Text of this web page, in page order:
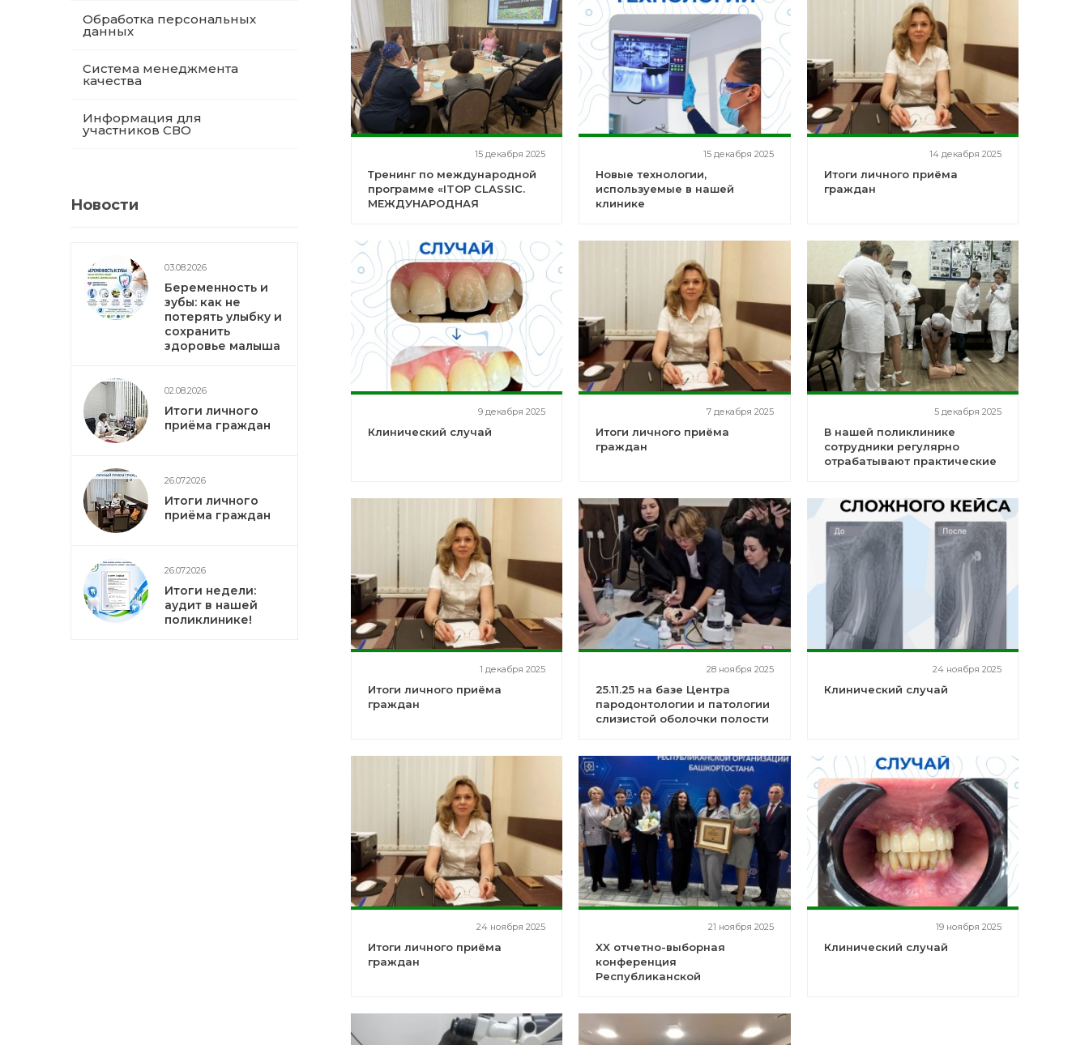
Обработка персональных
данных
Система менеджмента
качества
Информация для
участников СВО
Новости
03.08.2026
Беременность и
зубы: как не
потерять улыбку и
сохранить
здоровье малыша
02.08.2026
Итоги личного
приёма граждан
26.07.2026
Итоги личного
приёма граждан
26.07.2026
Итоги недели:
аудит в нашей
поликлинике!
15 декабря 2025
Тренинг по международной
программе «ITOP CLASSIC.
МЕЖДУНАРОДНАЯ
15 декабря 2025
Новые технологии,
используемые в нашей
клинике
14 декабря 2025
Итоги личного приёма
граждан
9 декабря 2025
Клинический случай
7 декабря 2025
Итоги личного приёма
граждан
5 декабря 2025
В нашей поликлинике
сотрудники регулярно
отрабатывают практические
1 декабря 2025
Итоги личного приёма
граждан
28 ноября 2025
25.11.25 на базе Центра
пародонтологии и патологии
слизистой оболочки полости
24 ноября 2025
Клинический случай
24 ноября 2025
Итоги личного приёма
граждан
21 ноября 2025
XX отчетно-выборная
конференция
Республиканской
здравоохранения
19 ноября 2025
Клинический случай